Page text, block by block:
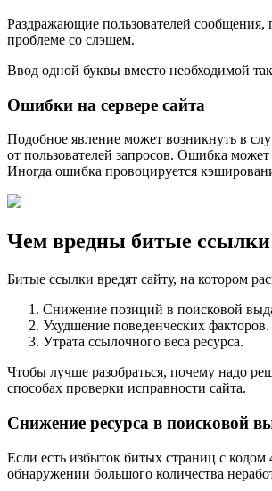
Раздражающие пользователей сообщения,
проблеме со слэшем.
Ввод одной буквы вместо необходимой
Ошибки на сервере сайта
Подобное явление может возникнуть в
от пользователей запросов. Ошибка
Иногда ошибка провоцируется
Чем вредны битые ссылки
Битые ссылки вредят сайту, на котором
Снижение позиций в поисковой
Ухудшение поведенческих факторов.
Утрата ссылочного веса ресурса.
Чтобы лучше разобраться, почему надо
способах проверки исправности сайта.
Снижение ресурса в поисковой
Если есть избыток битых страниц с
обнаружении большого количества